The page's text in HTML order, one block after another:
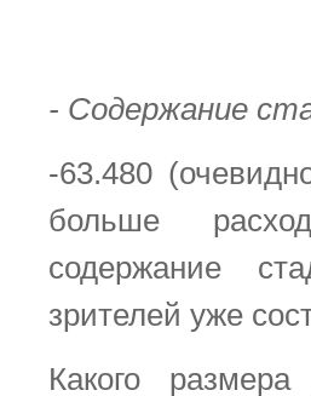
- Содержание
-63.480
больше
содержание
зрителей уже
Какого